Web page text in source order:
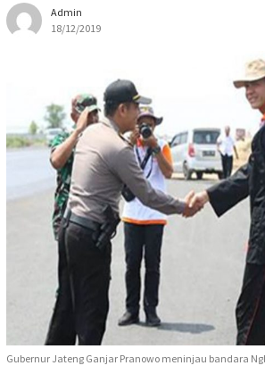
Admin
18/12/2019
Gubernur Jateng Ganjar Pranowo meninjau bandara